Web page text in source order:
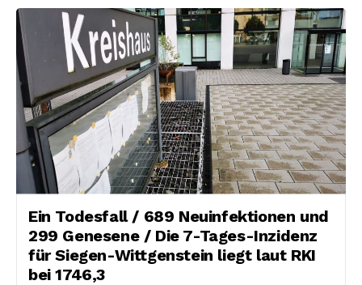
Ein Todesfall / 689 Neuinfektionen und
299 Genesene / Die 7-Tages-Inzidenz
für Siegen-Wittgenstein liegt laut RKI
bei 1746,3